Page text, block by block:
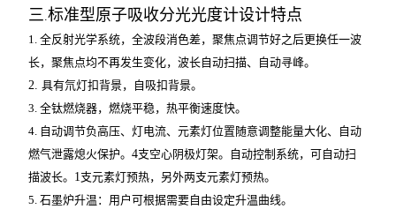
三.标准型原子吸收分光光度计设计特点
1.全反射光学系统，全波段消色差，聚焦点调节好之后更换任一波
长，聚焦点均不再发生变化，波长自动扫描、自动寻峰。
2.具有氘灯扣背景，自吸扣背景。
3.全钛燃烧器，燃烧平稳，热平衡速度快。
4. 自动调节负高压、灯电流、元素灯位置随意调整能量大化、自动
燃气泄露熄火保护。4支空心阴极灯架。自动控制系统，可自动扫
描波长。 1支元素灯预热，另外两支元素灯预热。
5.石墨炉升温：用户可根据需要自由设定升温曲线。